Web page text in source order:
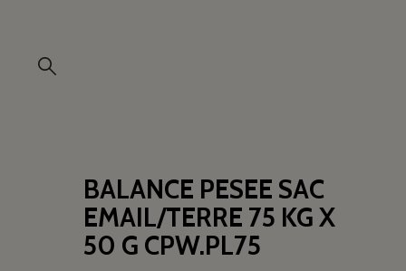
BALANCE PESEE SAC
EMAIL/TERRE 75 KG X
50 G CPW.PL75